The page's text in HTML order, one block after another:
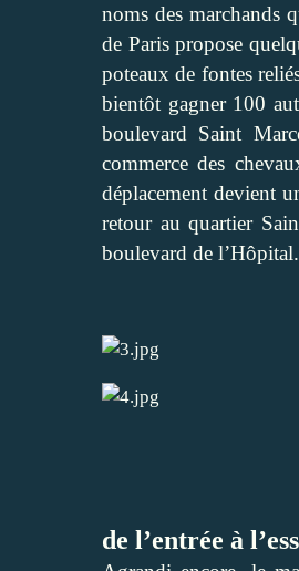
noms des marchands
de Paris propose
poteaux de fontes
bientôt gagner 100
boulevard Saint
commerce des
déplacement devient
retour au quartier
boulevard de l’Hôpital.
de l’entrée à